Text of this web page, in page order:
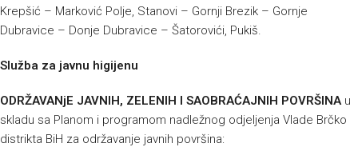
Krepšić – Marković Polje, Stanovi – Gornji Brezik – Gornje
Dubravice – Donje Dubravice – Šatorovići, Pukiš.
Služba za javnu higijenu
ODRŽAVANjE JAVNIH, ZELENIH I SAOBRAĆAJNIH POVRŠINAu
skladu sa Planom i programom nadležnog odjeljenja Vlade Brčko
distrikta BiH za održavanje javnih površina: